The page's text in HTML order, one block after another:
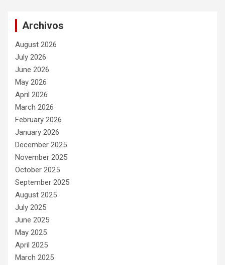
Archivos
August 2026
July 2026
June 2026
May 2026
April 2026
March 2026
February 2026
January 2026
December 2025
November 2025
October 2025
September 2025
August 2025
July 2025
June 2025
May 2025
April 2025
March 2025